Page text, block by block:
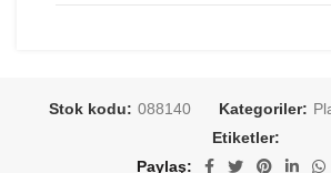
Stok kodu: 088140 Kategoriler:
Etiketler:
Paylaş